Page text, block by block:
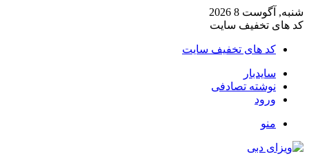
شنبه, آگوست 8 2026
کد های تخفیف سایت
کد های تخفیف سایت
سایدبار
نوشته تصادفی
ورود
منو